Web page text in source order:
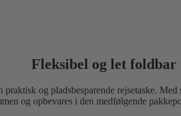
Fleksibel og let foldbar
og pladsbesparende rejsetaske.
og opbevares i den medfølgende